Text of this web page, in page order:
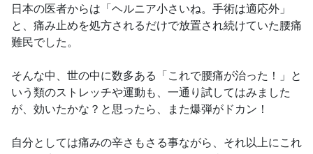
日本の医者からは「ヘルニア小さいね。手術は適応外」
と、痛み止めを処方されるだけで放置され続けていた腰痛
難民でした。
そんな中、世の中に数多ある「これで腰痛が治った！」と
いう類のストレッチや運動も、一通り試してはみました
が、効いたかな？と思ったら、また爆弾がドカン！
自分としては痛みの辛さもさる事ながら、それ以上にこれ